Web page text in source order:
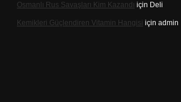
Osmanlı Rus Savaşları Kim Kazandı için Deli
Kemikleri Güçlendiren Vitamin Hangisi için admin